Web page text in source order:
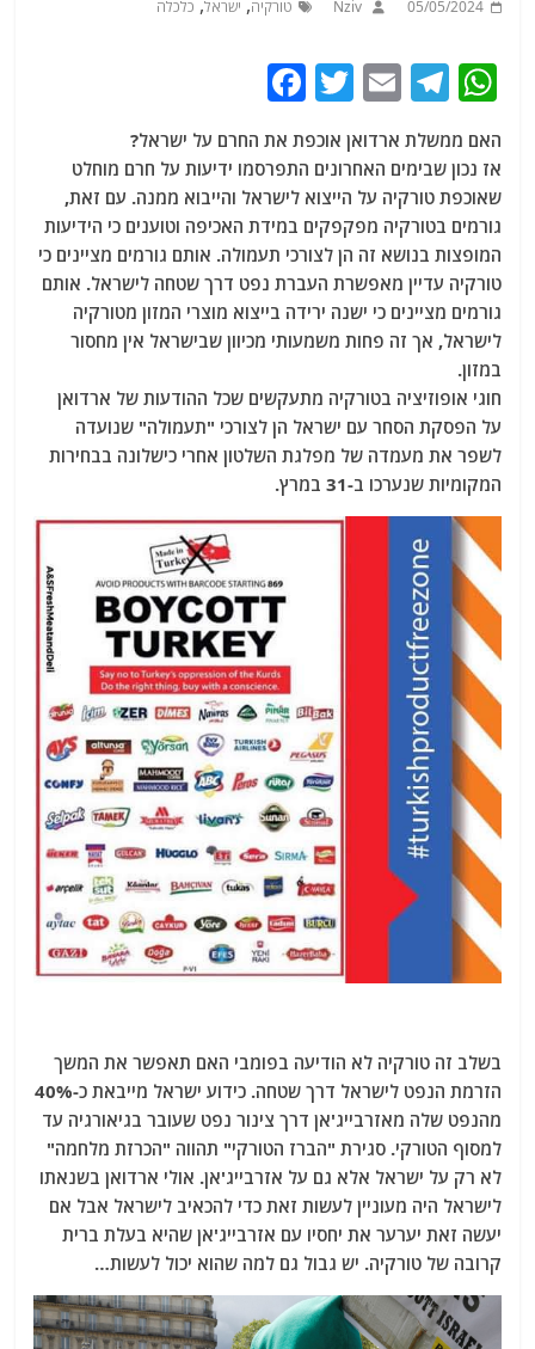
05/05/2024
Nziv טורקיה ישראל כלכלה
W
at
s
A
p
p
T
e
g
ra
m
E
ai
l
T
itt
er
c
e
b
o
o
k
האם ממשלת ארדואן אוכפת את החרם על ישראל?
אז נכון שבימים האחרונים התפרסמו ידיעות על חרם מוחלט
שאוכפת טורקיה על הייצוא לישראל והייבוא ממנה. עם זאת,
גורמים בטורקיה מפקפקים במידת האכיפה וטוענים כי הידיעות
המופצות בנושא זה הן לצורכי תעמולה. אותם גורמים מציינים כי
טורקיה עדיין מאפשרת העברת נפט דרך שטחה לישראל. אותם
גורמים מציינים כי ישנה ירידה בייצוא מוצרי המזון מטורקיה
לישראל, אך זה פחות משמעותי מכיוון שבישראל אין מחסור
במזון.
חוגי אופוזיציה בטורקיה מתעקשים שכל ההודעות של ארדואן
על הפסקת הסחר עם ישראל הן לצורכי "תעמולה" שנועדה
לשפר את מעמדה של מפלגת השלטון אחרי כישלונה בבחירות
המקומיות שנערכו ב-31 במרץ.
בשלב זה טורקיה לא הודיעה בפומבי האם תאפשר את המשך
הזרמת הנפט לישראל דרך שטחה. כידוע ישראל מייבאת כ-40%
מהנפט שלה מאזרבייג'אן דרך צינור נפט שעובר בגיאורגיה עד
למסוף הטורקי. סגירת "הברז הטורקי" תהווה "הכרזת מלחמה"
לא רק על ישראל אלא גם על אזרבייג'אן. אולי ארדואן בשנאתו
לישראל היה מעוניין לעשות זאת כדי להכאיב לישראל אבל אם
יעשה זאת יערער את יחסיו עם אזרבייג'אן שהיא בעלת ברית
קרובה של טורקיה. יש גבול גם למה שהוא יכול לעשות…